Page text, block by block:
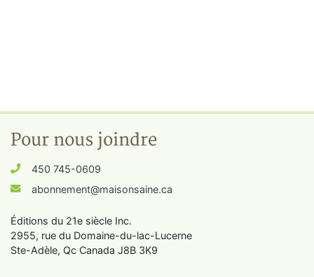
Pour nous joindre
450 745-0609
abonnement@maisonsaine.ca
Éditions du 21e siècle Inc.
2955, rue du Domaine-du-lac-Lucerne
Ste-Adèle, Qc Canada J8B 3K9